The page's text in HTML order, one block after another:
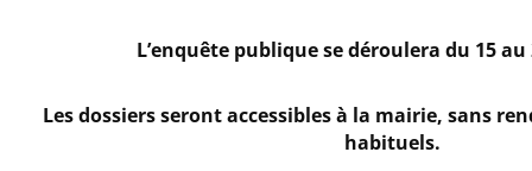
L’enquête publique se déroulera du 15 au
Les dossiers seront accessibles à la mairie, sans
habituels.